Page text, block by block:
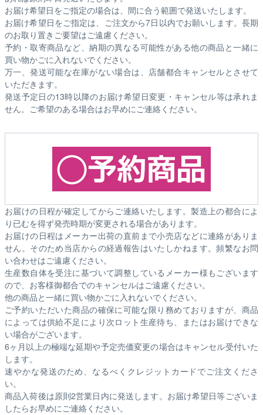
お届け希望日をご指定の場合は、間に合う範囲で発送いたします。
お届け希望日をご指定は、ご注文から7日以内でお願いします。長期
のお取り置きご要望はご遠慮ください。
予約・取寄商品など、納期の異なる可能性がある他の商品と一緒に
買い物かごに入れないでください。
万一、発送可能な在庫がない場合は、店舗都合キャンセルとさせて
いただきます。
発送予定日の13時以降のお届け希望日変更・キャンセル等は承れま
せん。ご希望のある場合はお早めにご連絡ください。
お届けの日程が確定してからご連絡いたします。製造上の都合によ
り已むを得ず発売時期が変更される場合があります。
お届けの日程はメーカー出荷の直前まで小売店などに連絡がありま
せん。そのため当店からの経過報告はいたしかねます。頻繁なお問
い合わせはご遠慮ください。
生産数自体を受注に基づいて調整しているメーカー様もございます
ので、お客様御都合でのキャンセルはご遠慮ください。
他の商品と一緒に買い物かごに入れないでください。
ご予約いただいた商品の確保に可能な限り務めておりますが、商品
によっては供給不足により次ロット生産待ち、またはお届けできな
い場合がございます。
6ヶ月以上の極端な延期や予定売価変更の場合はキャンセル受付いた
します。
速やかな発送のため、なるべくクレジットカードでご注文くださ
い。
商品入荷後は原則2営業日内に発送します。お届け希望日等ございま
したらお早めにご連絡ください。